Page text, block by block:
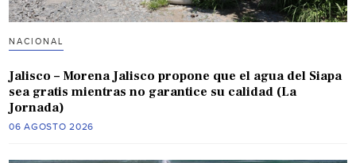
NACIONAL
Jalisco – Morena Jalisco propone que el agua del Siapa
sea gratis mientras no garantice su calidad (La
Jornada)
06 AGOSTO 2026